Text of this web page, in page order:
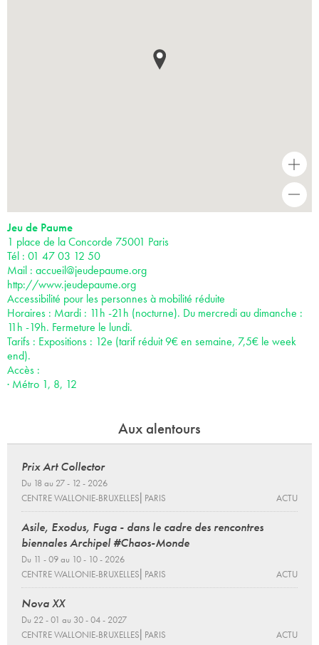
+
Jeu de Paume
1 place de la Concorde 75001 Paris
Tél : 01 47 03 12 50
Mail : accueil@jeudepaume.org
http://www.jeudepaume.org
Accessibilité pour les personnes à mobilité réduite
Horaires : Mardi : 11h -21h (nocturne). Du mercredi au dimanche :
11h -19h. Fermeture le lundi.
Tarifs : Expositions : 12e (tarif réduit 9€ en semaine, 7,5€ le week
end).
Accès :
· Métro 1, 8, 12
Aux alentours
Prix Art Collector
Du 18 au 27 - 12 - 2026
CENTRE WALLONIE-BRUXELLES⎜PARIS
ACTU
Asile, Exodus, Fuga - dans le cadre des rencontres
biennales Archipel #Chaos-Monde
Du 11 - 09 au 10 - 10 - 2026
CENTRE WALLONIE-BRUXELLES⎜PARIS
ACTU
Nova XX
Du 22 - 01 au 30 - 04 - 2027
CENTRE WALLONIE-BRUXELLES⎜PARIS
ACTU